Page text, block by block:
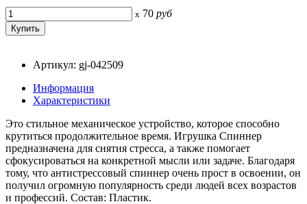
x 70 руб
Артикул: gj-042509
Информация
Характеристики
Это стильное механическое устройство, которое способно
крутиться продолжительное время. Игрушка Спиннер
предназначена для снятия стресса, а также помогает
сфокусироваться на конкретной мысли или задаче. Благодаря
тому, что антистрессовый cпиннер очень прост в освоении, он
получил огромную популярность среди людей всех возрастов
и профессий. Состав: Пластик.